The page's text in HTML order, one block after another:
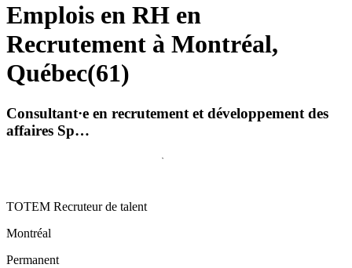
Emplois en RH en
Recrutement à Montréal,
Québec(61)
Consultant·e en recrutement et développement des
affaires Sp…
TOTEM Recruteur de talent
Montréal
Permanent